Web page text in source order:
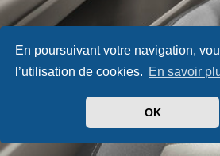
En poursuivant votre navigation,
l’utilisation de cookies. En savoir
OK